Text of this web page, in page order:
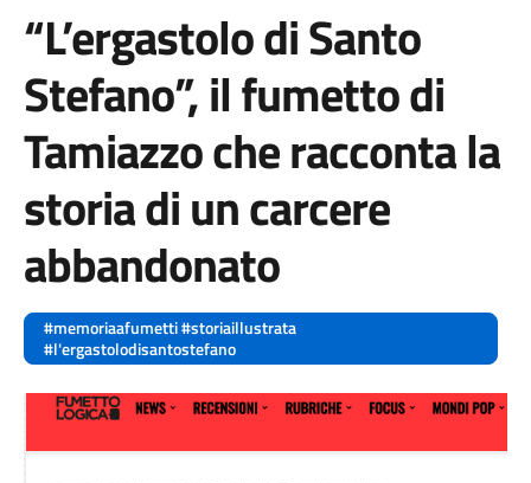
“L’ergastolo di Santo
Stefano”, il fumetto di
Tamiazzo che racconta la
storia di un carcere
abbandonato
#memoriaafumetti #storiaillustrata
#l'ergastolodisantostefano